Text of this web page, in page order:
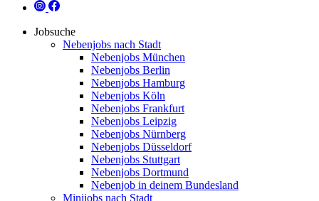
Jobsuche
Nebenjobs nach Stadt
Nebenjobs München
Nebenjobs Berlin
Nebenjobs Hamburg
Nebenjobs Köln
Nebenjobs Frankfurt
Nebenjobs Leipzig
Nebenjobs Nürnberg
Nebenjobs Düsseldorf
Nebenjobs Stuttgart
Nebenjobs Dortmund
Nebenjob in deinem Bundesland
Minijobs nach Stadt